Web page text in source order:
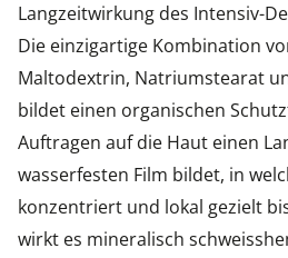
Langzeitwirkung des Intensiv-
Die einzigartige Kombination
Maltodextrin, Natriumstearat
bildet einen organischen
Auftragen auf die Haut einen
wasserfesten Film bildet, in
konzentriert und lokal gezielt
wirkt es mineralisch